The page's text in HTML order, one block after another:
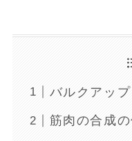
バルクアッ
筋肉の合成